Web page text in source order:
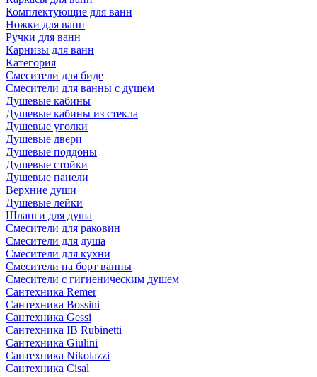
Комплектующие для ванн
Ножки для ванн
Ручки для ванн
Карнизы для ванн
Категория
Смесители для биде
Смесители для ванны с душем
Душевые кабины
Душевые кабины из стекла
Душевые уголки
Душевые двери
Душевые поддоны
Душевые стойки
Душевые панели
Верхние души
Душевые лейки
Шланги для душа
Смесители для раковин
Смесители для душа
Смесители для кухни
Смесители на борт ванны
Смесители с гигиеническим душем
Сантехника Remer
Сантехника Bossini
Сантехника Gessi
Сантехника IB Rubinetti
Сантехника Giulini
Сантехника Nikolazzi
Сантехника Cisal